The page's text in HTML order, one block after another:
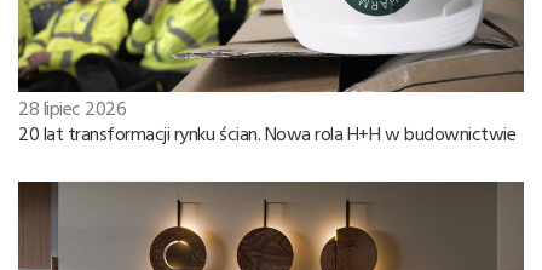
28 lipiec 2026
20 lat transformacji rynku ścian. Nowa rola H+H w budownictwie